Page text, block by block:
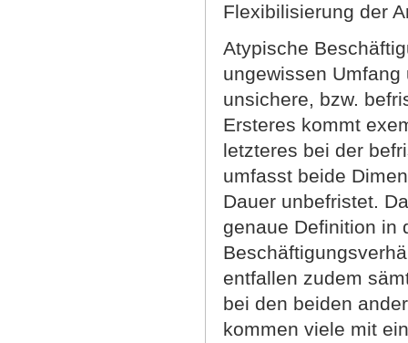
Flexibilisierung der
Atypische
ungewissen
unsichere, bzw.
Ersteres kommt
letzteres bei der
umfasst beide
Dauer unbefristet.
genaue Definition in
entfallen zudem
bei den beiden
kommen viele mit